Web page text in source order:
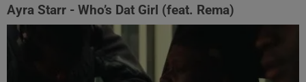
Ayra Starr - Who’s Dat Girl (feat. Rema)